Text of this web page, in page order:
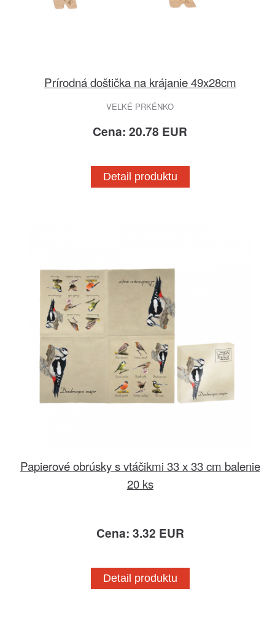
Prírodná doštička na krájanie 49x28cm
VELKÉ PRKÉNKO
Cena: 20.78 EUR
Detail produktu
Papierové obrúsky s vtáčikmi 33 x 33 cm balenie
20 ks
Cena: 3.32 EUR
Detail produktu